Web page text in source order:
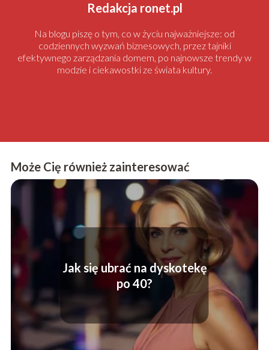
Redakcja ronet.pl
Na blogu piszę o tym, co w życiu najważniejsze: od
codziennych wyzwań biznesowych, przez tajniki
efektywnego zarządzania domem, po najnowsze trendy w
modzie i ciekawostki ze świata kultury.
Może Cię również zainteresować
Jak się ubrać na dyskotekę
po 40?